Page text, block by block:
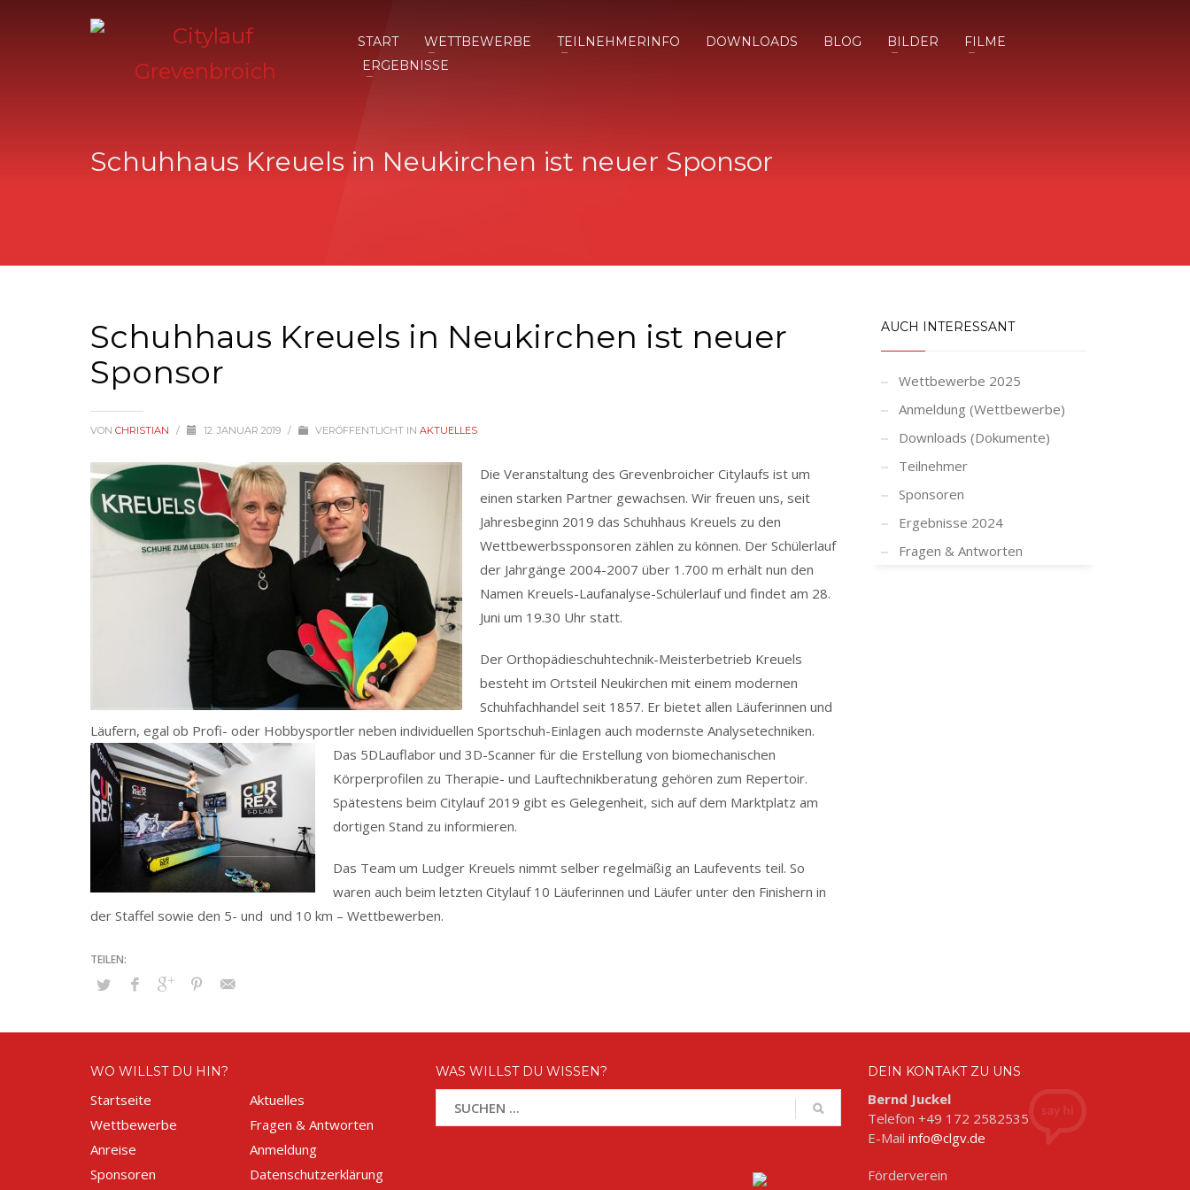
START WETTBEWERBE TEILNEHMERINFO DOWNLOADS BLOG BILDER
FILME
ERGEBNISSE
Schuhhaus Kreuels in Neukirchen ist neuer Sponsor
Schuhhaus Kreuels in Neukirchen ist neuer
Sponsor
VON CHRISTIAN / 12. JANUAR 2019 / VERÖFFENTLICHT IN AKTUELLES
Die Veranstaltung des Grevenbroicher Citylaufs ist um
einen starken Partner gewachsen. Wir freuen uns, seit
Jahresbeginn 2019 das Schuhhaus Kreuels zu den
Wettbewerbssponsoren zählen zu können. Der Schülerlauf
der Jahrgänge 2004-2007 über 1.700 m erhält nun den
Namen Kreuels-Laufanalyse-Schülerlauf und findet am 28.
Juni um 19.30 Uhr statt.
Der Orthopädieschuhtechnik-Meisterbetrieb Kreuels
besteht im Ortsteil Neukirchen mit einem modernen
Schuhfachhandel seit 1857. Er bietet allen Läuferinnen und
Läufern, egal ob Profi- oder Hobbysportler neben individuellen Sportschuh-Einlagen auch modernste Analysetechniken.
Das 5DLauflabor und 3D-Scanner für die Erstellung von biomechanischen
Körperprofilen zu Therapie- und Lauftechnikberatung gehören zum Repertoir.
Spätestens beim Citylauf 2019 gibt es Gelegenheit, sich auf dem Marktplatz am
dortigen Stand zu informieren.
Das Team um Ludger Kreuels nimmt selber regelmäßig an Laufevents teil. So
waren auch beim letzten Citylauf 10 Läuferinnen und Läufer unter den Finishern in
der Staffel sowie den 5- und und 10 km – Wettbewerben.
AUCH INTERESSANT
Wettbewerbe 2025
Anmeldung (Wettbewerbe)
Downloads (Dokumente)
Teilnehmer
Sponsoren
Ergebnisse 2024
Fragen & Antworten
WO WILLST DU HIN?
Startseite
Aktuelles
Wettbewerbe
Fragen & Antworten
Anreise
Anmeldung
Sponsoren
Datenschutzerklärung
WAS WILLST DU WISSEN? DEIN KONTAKT ZU UNS
Bernd Juckel
Telefon +49 172 2582535
E-Mail info@clgv.de
Förderverein